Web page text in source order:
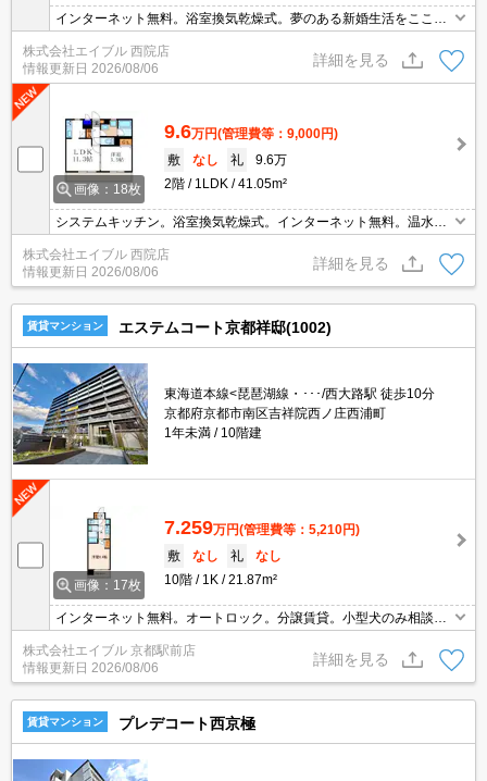
インターネット無料。浴室換気乾燥式。夢のある新婚生活をここか
を!。お問い合わせお待ちしております。オートロック。
株式会社エイブル 西院店
情報更新日 2026/08/06
詳細を見る
画像：18枚
9.6万円(管理費等：9,000円)
敷
なし 礼
9.6万
2階
1LDK 41.05m²
システムキッチン。浴室換気乾燥式。インターネット無料。温水洗
掃費55,000円。
株式会社エイブル 西院店
情報更新日 2026/08/06
詳細を見る
賃貸マンション エステムコート京都祥邸(1002)
東海道本線<琵琶湖線・･･･/西大路駅 徒歩10分
京都府京都市南区吉祥院西ノ庄西浦町
1年未満
10階建
画像：17枚
7.259万円(管理費等：5,210円)
敷
なし 礼
なし
10階
1K 21.87m²
インターネット無料。オートロック。分譲賃貸。小型犬のみ相談
数を重視したい方に。
株式会社エイブル 京都駅前店
情報更新日 2026/08/06
詳細を見る
賃貸マンション プレデコート西京極